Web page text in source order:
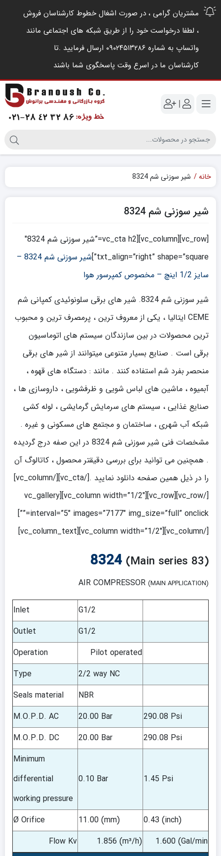
مشتریان گرامی ، در صورت اشغال خطوط کارشناسان فروش
، لطفا درخواست خود را از طریق شبکه های اجتماعی مانند
واتساپ به شماره ۰۹۰۲۴۵۱۳۲۸۶ ارسال فرمایید .‌تا
کارشناسان ما در اسرع وقت پاسخگوی شما باشند
|
خانه شیر سوزنی شم 8324
شیر سوزنی شم 8324
[vc_row][vc_column][vc_cta h2=”شیر سوزنی شم 8324″
txt_align=”right” shape=”square”]
شیر سوزنی شم 8324 –
سایز 1/2 اینچ – مخصوص کمپرسور هوا
شیر سوزنی شم 8324. شیر های برقی سلونوئیدی کمپانی شم
CEME ایتالیا ، یکی از معروف ترین ، پرمصرف ترین و محبوب
ترین محصولات در بین سازندگان سیستم های اتوماسیون
برقی است . صنایع بسیار متنوعی میتوانند از شیر های برقی
منحصر بفرد شم استفاده کنند . مانند : دستگاه های قهوه ،
آبمیوه ، ماشین های لباس شویی و ظرفشویی ، داروسازی ها ،
صنایع غذایی ، سیستم های سرمایش گرمایشی ، لوله کشی
شبکه آب شهری ، ساختمان و مجتمع های مسکونی و غیره .
مشخصات فنی شیر سوزنی شم 8324 در این صفه درج گردیده
. همچنین می توانید برای بررسی دقیقتر محصول ، کاتالوگ آن
را در ذیل همین صفحه دانلود نمایید .[/vc_cta][/vc_column]
[/vc_row][vc_row][vc_column width=”1/2″][vc_gallery
interval=”5″ images=”7177″ img_size=”full” onclick=””]
[/vc_column][vc_column width=”1/2″][vc_column_text]
8324 (Main series 83)
AIR COMPRESSOR (MAIN APPLICATION)
G1/2
Inlet
G1/2
Outlet
Pilot operated
Operation
2/2 way NC
Type
NBR
Seals material
290.08 Psi
20.00 Bar
M.O.P.D. AC
290.08 Psi
20.00 Bar
M.O.P.D. DC
1.45 Psi
0.10 Bar
Minimum
differential
working pressure
0.43 (inch)
11.00 (mm)
Ø Orifice
1.600 (Gal/min
1.856 (m³/h)
Flow Kv